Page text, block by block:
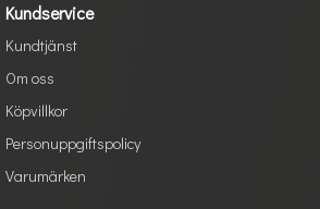
Kundservice
Kundtjänst
Om oss
Köpvillkor
Personuppgiftspolicy
Varumärken